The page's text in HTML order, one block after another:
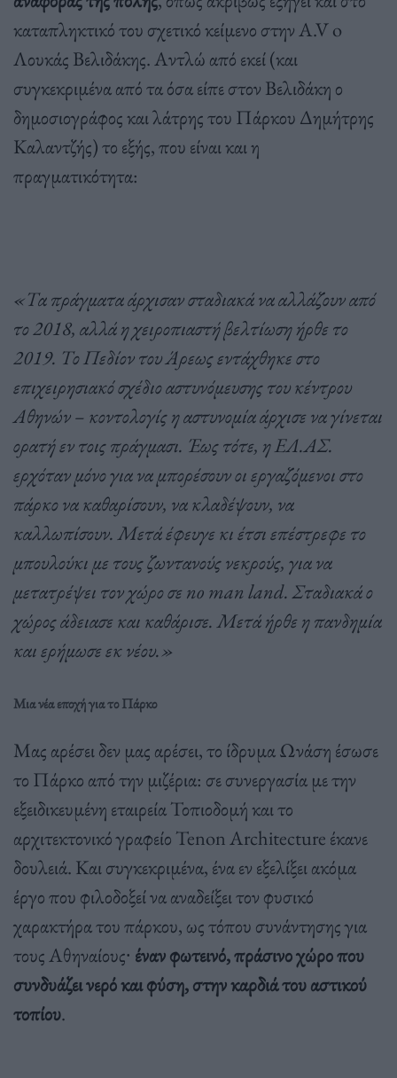
καταπληκτικό του σχετικό κείμενο στην A.V o
Λουκάς Βελιδάκης. Αντλώ από εκεί (και
συγκεκριμένα από τα όσα είπε στον Βελιδάκη ο
δημοσιογράφος και λάτρης του Πάρκου Δημήτρης
Καλαντζής) το εξής, που είναι και η
πραγματικότητα:
«Τα πράγματα άρχισαν σταδιακά να αλλάζουν από
το 2018, αλλά η χειροπιαστή βελτίωση ήρθε το
2019. Το Πεδίον του Άρεως εντάχθηκε στο
επιχειρησιακό σχέδιο αστυνόμευσης του κέντρου
Αθηνών – κοντολογίς η αστυνομία άρχισε να γίνεται
ορατή εν τοις πράγμασι. Έως τότε, η ΕΛ.ΑΣ.
ερχόταν μόνο για να μπορέσουν οι εργαζόμενοι στο
πάρκο να καθαρίσουν, να κλαδέψουν, να
καλλωπίσουν. Μετά έφευγε κι έτσι επέστρεφε το
μπουλούκι με τους ζωντανούς νεκρούς, για να
μετατρέψει τον χώρο σε no man land. Σταδιακά ο
χώρος άδειασε και καθάρισε. Μετά ήρθε η πανδημία
και ερήμωσε εκ νέου.»
Μια νέα εποχή για το Πάρκο
Μας αρέσει δεν μας αρέσει, το ίδρυμα Ωνάση έσωσε
το Πάρκο από την μιζέρια: σε συνεργασία με την
εξειδικευμένη εταιρεία Τοπιοδομή και το
αρχιτεκτονικό γραφείο Tenon Architecture έκανε
δουλειά. Και συγκεκριμένα, ένα εν εξελίξει ακόμα
έργο που φιλοδοξεί να αναδείξει τον φυσικό
χαρακτήρα του πάρκου, ως τόπου συνάντησης για
τους Αθηναίους∙ έναν φωτεινό, πράσινο χώρο που
συνδυάζει νερό και φύση, στην καρδιά του αστικού
τοπίου.